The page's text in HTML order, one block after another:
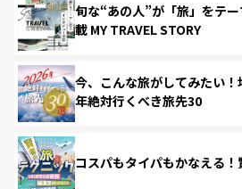
旬な“あの人”が「旅」をテ
載 MY TRAVEL STORY
今、こんな旅がしてみたい
年絶対行くべき旅先30
コスパもタイパもかなえる